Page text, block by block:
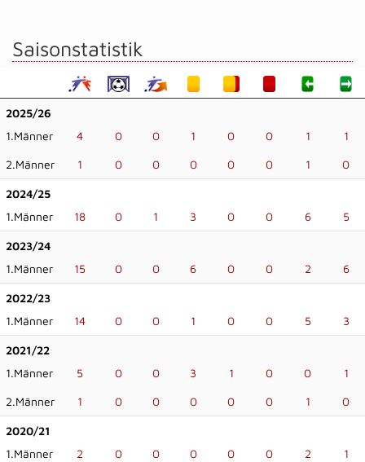
Saisonstatistik
2025/26
1.Männer
4 0 0 1 0 0 1 1
2.Männer 1 0 0 0 0 0 1 0
2024/25
1.Männer
18 0 1 3 0 0 6 5
2023/24
1.Männer
15 0 0 6 0 0 2 6
2022/23
1.Männer
14 0 0 1 0 0 5 3
2021/22
1.Männer
5 0 0 3 1 0 0 1
2.Männer 1 0 0 0 0 0 1 0
2020/21
1.Männer
2 0 0 0 0 0 2 1